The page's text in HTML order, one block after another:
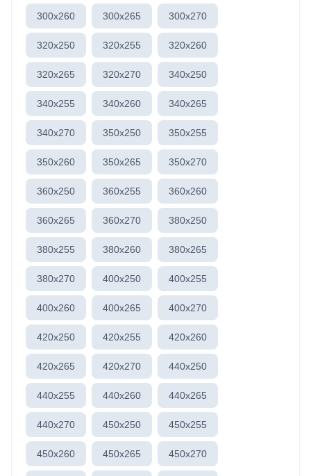
300x260 300x265 300x270
320x250 320x255 320x260
320x265 320x270 340x250
340x255 340x260 340x265
340x270 350x250 350x255
350x260 350x265 350x270
360x250 360x255 360x260
360x265 360x270 380x250
380x255 380x260 380x265
380x270 400x250 400x255
400x260 400x265 400x270
420x250 420x255 420x260
420x265 420x270 440x250
440x255 440x260 440x265
440x270 450x250 450x255
450x260 450x265 450x270